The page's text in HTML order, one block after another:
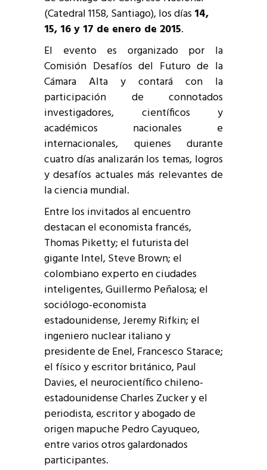
(Catedral 1158, Santiago), los días 14,
15, 16 y 17 de enero de 2015.
El evento es organizado por la
Comisión Desafíos del Futuro de la
Cámara Alta y contará con la
participación de connotados
investigadores, científicos y
académicos nacionales e
internacionales, quienes durante
cuatro días analizarán los temas, logros
y desafíos actuales más relevantes de
la ciencia mundial.
Entre los invitados al encuentro
destacan el economista francés,
Thomas Piketty; el futurista del
gigante Intel, Steve Brown; el
colombiano experto en ciudades
inteligentes, Guillermo Peñalosa; el
sociólogo-economista
estadounidense, Jeremy Rifkin; el
ingeniero nuclear italiano y
presidente de Enel, Francesco Starace;
el físico y escritor británico, Paul
Davies, el neurocientífico chileno-
estadounidense Charles Zucker y el
periodista, escritor y abogado de
origen mapuche Pedro Cayuqueo,
entre varios otros galardonados
participantes.